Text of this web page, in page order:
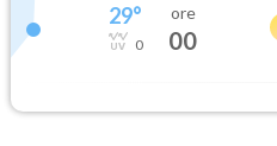
29°
0
ore
00